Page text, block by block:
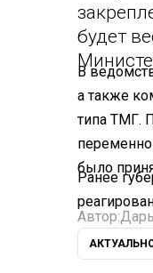
будет
В
а также
типа ТМГ.
было
Ранее
Автор: